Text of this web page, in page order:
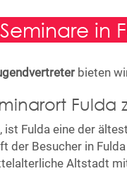
in
bieten
Fulda
Fulda eine der
der Besucher in
Altstadt